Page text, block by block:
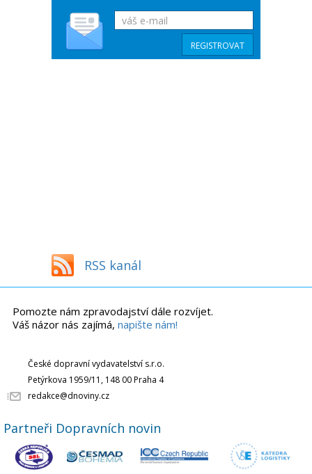
RSS kanál
Pomozte nám zpravodajství dále rozvíjet.
Váš názor nás zajímá, napište nám!
České dopravní vydavatelství s.r.o.
Petýrkova 1959/11, 148 00 Praha 4
redakce@dnoviny.cz
Partneři Dopravních novin